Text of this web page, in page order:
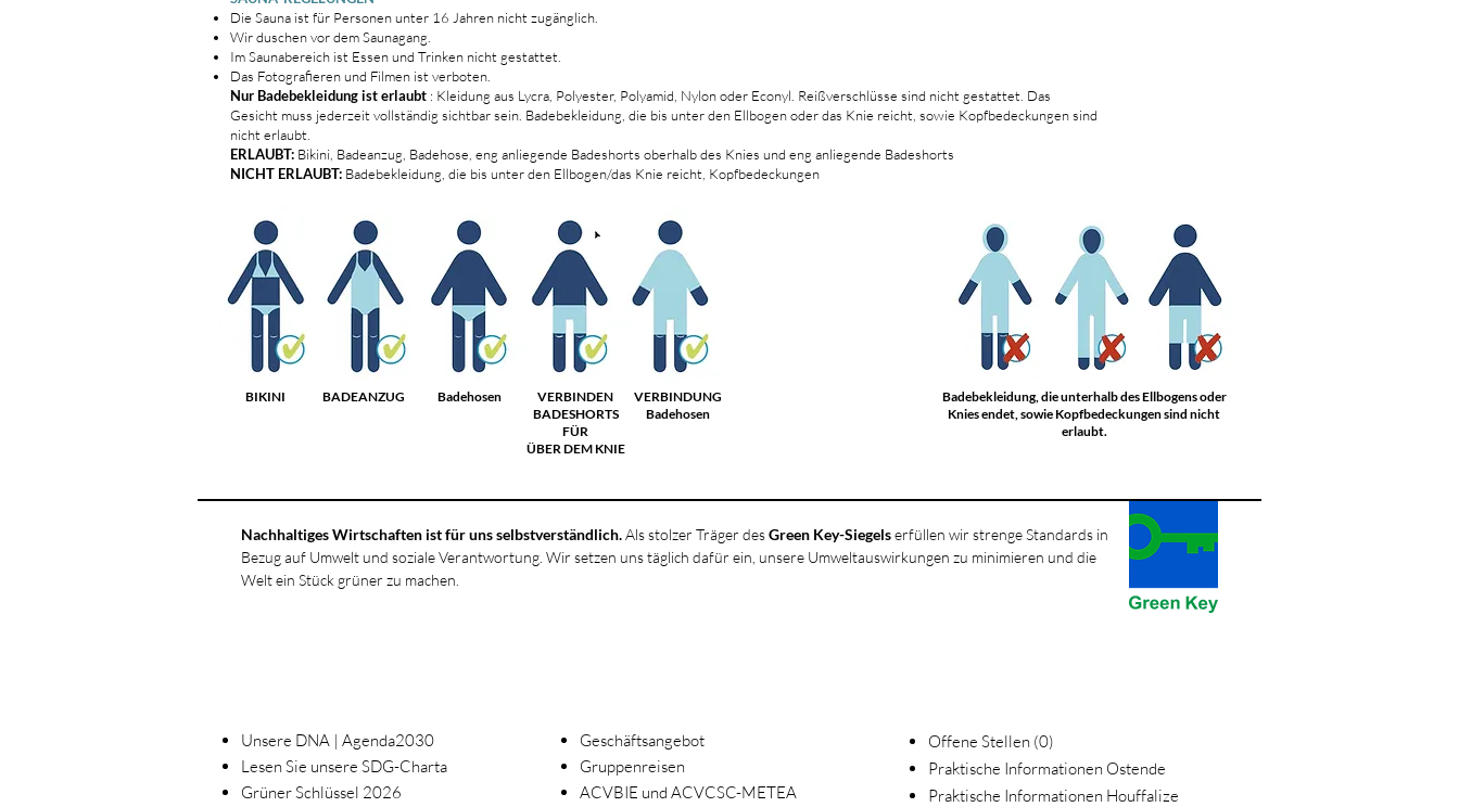
Die Sauna ist für Personen unter 16 Jahren nicht zugänglich.
Wir duschen vor dem Saunagang.
Im Saunabereich ist Essen und Trinken nicht gestattet.
Das Fotografieren und Filmen ist verboten.
Nur Badebekleidung ist erlaubt : Kleidung aus Lycra, Polyester, Polyamid, Nylon oder Econyl. Reißverschlüsse sind nicht gestattet. Das
Gesicht muss jederzeit vollständig sichtbar sein. Badebekleidung, die bis unter den Ellbogen oder das Knie reicht, sowie Kopfbedeckungen sind
nicht erlaubt.
ERLAUBT: Bikini, Badeanzug, Badehose, eng anliegende Badeshorts oberhalb des Knies und eng anliegende Badeshorts
NICHT ERLAUBT: Badebekleidung, die bis unter den Ellbogen/das Knie reicht, Kopfbedeckungen
BIKINI BADEANZUG Badehosen
VERBINDEN
BADESHORTS
FÜR
ÜBER DEM KNIE
VERBINDUNG
Badehosen
Badebekleidung, die unterhalb des Ellbogens oder
Knies endet, sowie Kopfbedeckungen sind nicht
erlaubt.
Nachhaltiges Wirtschaften ist für uns selbstverständlich.Als stolzer Träger desGreen Key-Siegelserfüllen wir strenge Standards in
Bezug auf Umwelt und soziale Verantwortung. Wir setzen uns täglich dafür ein, unsere Umweltauswirkungen zu minimieren und die
Welt ein Stück grüner zu machen.
Unsere DNA | Agenda2030
Lesen Sie unsere SDG-Charta
Grüner Schlüssel 2026
Geschäftsangebot
Gruppenreisen
ACVBIE und ACVCSC-METEA
Offene Stellen (0)
Praktische Informationen Ostende
Praktische Informationen Houffalize